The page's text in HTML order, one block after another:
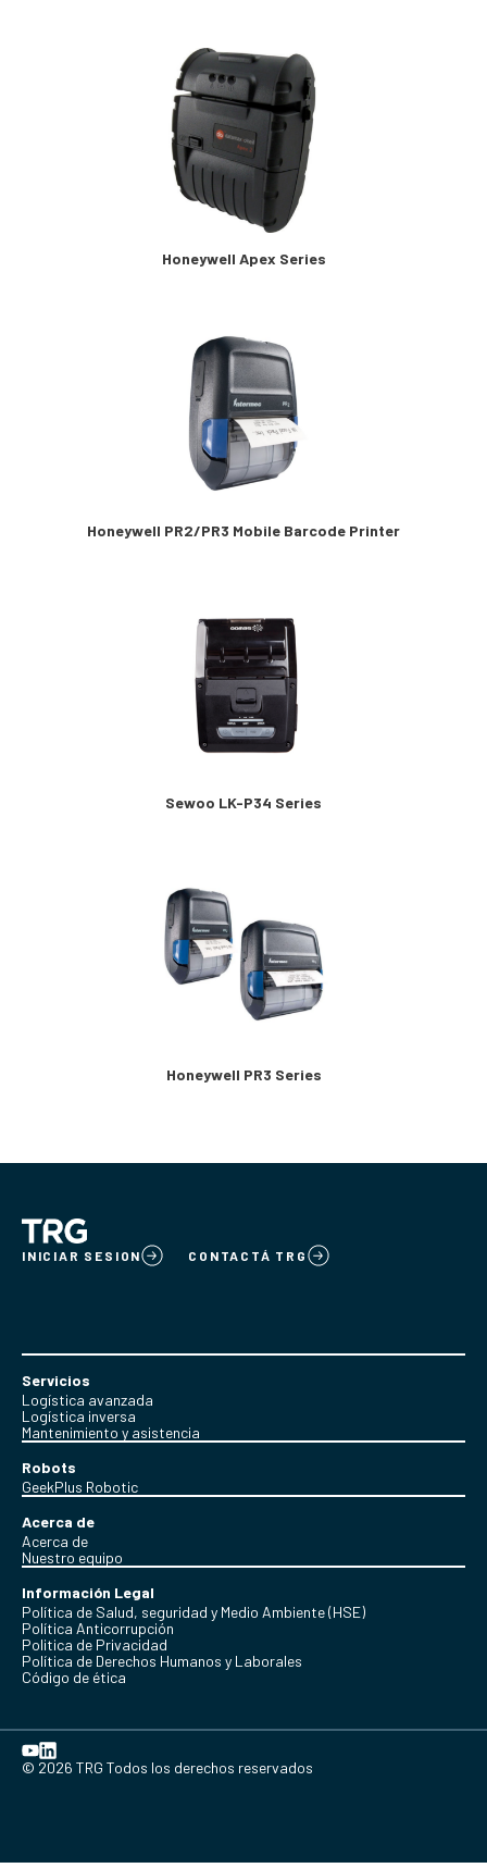
Honeywell Apex Series
Honeywell PR2/PR3 Mobile Barcode Printer
Sewoo LK-P34 Series
Honeywell PR3 Series
INICIAR SESION CONTACTÁ TRG
Servicios
Logística avanzada
Logística inversa
Mantenimiento y asistencia
Robots
GeekPlus Robotic
Acerca de
Acerca de
Nuestro equipo
Información Legal
Política de Salud, seguridad y Medio Ambiente (HSE)
Política Anticorrupción
Politica de Privacidad
Política de Derechos Humanos y Laborales
Código de ética
© 2026 TRG Todos los derechos reservados